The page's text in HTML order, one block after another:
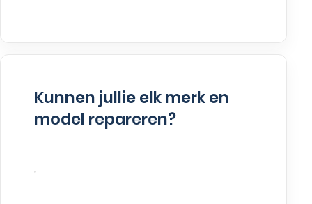
Kunnen jullie elk merk en
model repareren?